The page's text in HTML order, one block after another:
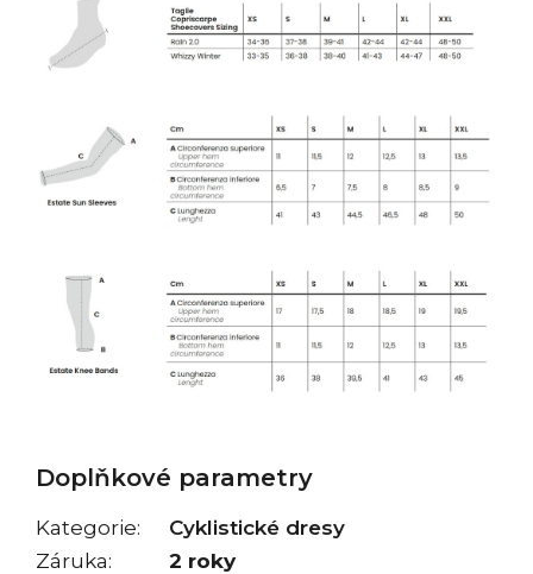
Doplňkové parametry
Kategorie:
Cyklistické dresy
Záruka:
2 roky